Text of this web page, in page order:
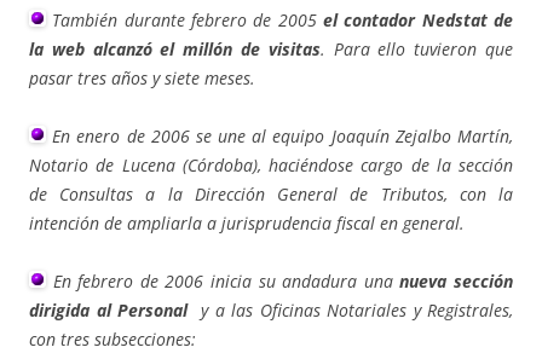
También durante febrero de 2005 el contador Nedstat de
la web alcanzó el millón de visitas. Para ello tuvieron que
pasar tres años y siete meses.
En enero de 2006 se une al equipo Joaquín Zejalbo Martín,
Notario de Lucena (Córdoba), haciéndose cargo de la sección
de Consultas a la Dirección General de Tributos, con la
intención de ampliarla a jurisprudencia fiscal en general.
En febrero de 2006 inicia su andadura unanueva sección
dirigida al Personaly a las Oficinas Notariales y Registrales,
con tres subsecciones: